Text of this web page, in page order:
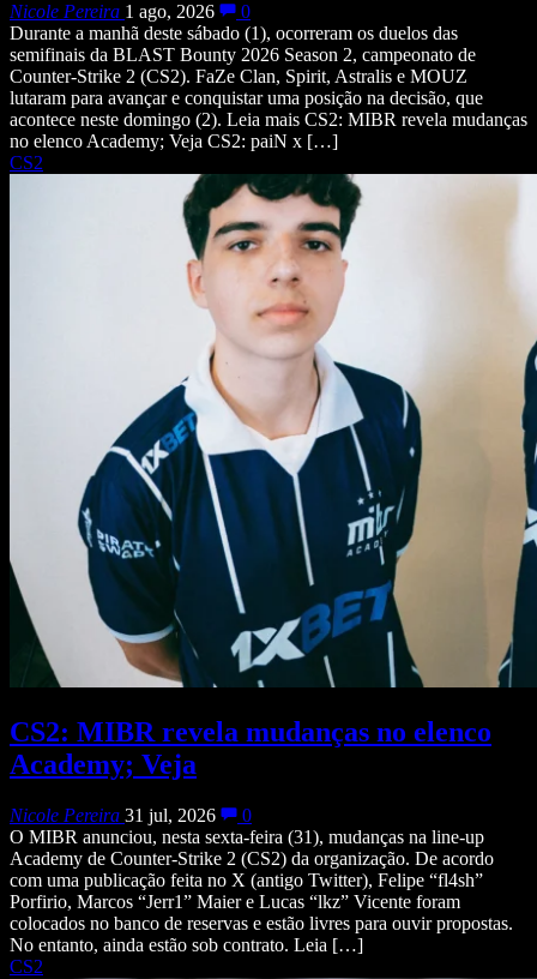
Nicole Pereira 1 ago, 2026
0
Durante a manhã deste sábado (1), ocorreram os duelos das
semifinais da BLAST Bounty 2026 Season 2, campeonato de
Counter-Strike 2 (CS2). FaZe Clan, Spirit, Astralis e MOUZ
lutaram para avançar e conquistar uma posição na decisão, que
acontece neste domingo (2). Leia mais CS2: MIBR revela mudanças
no elenco Academy; Veja CS2: paiN x […]
CS2
CS2: MIBR revela mudanças no elenco
Academy; Veja
Nicole Pereira 31 jul, 2026
0
O MIBR anunciou, nesta sexta-feira (31), mudanças na line-up
Academy de Counter-Strike 2 (CS2) da organização. De acordo
com uma publicação feita no X (antigo Twitter), Felipe “fl4sh”
Porfirio, Marcos “Jerr1” Maier e Lucas “lkz” Vicente foram
colocados no banco de reservas e estão livres para ouvir propostas.
No entanto, ainda estão sob contrato. Leia […]
CS2